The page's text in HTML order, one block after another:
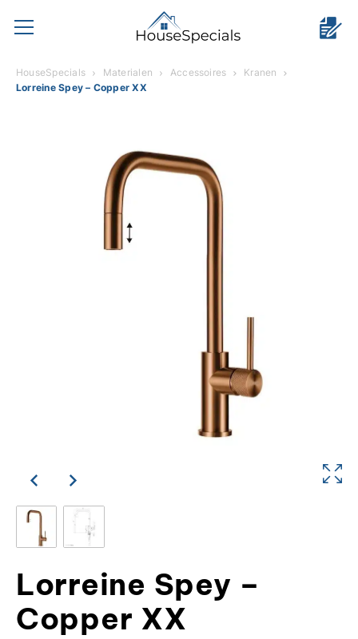
HouseSpecials Materialen Accessoires
Kranen
Lorreine Spey – Copper XX
Lorreine Spey –
Copper XX